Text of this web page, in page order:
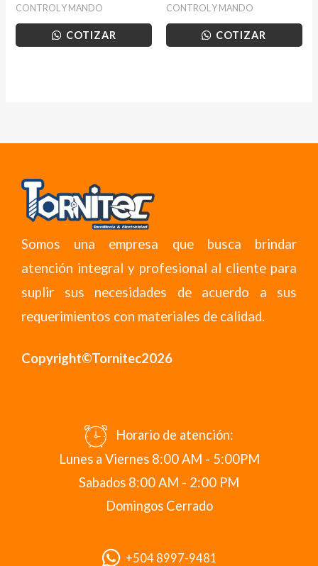
CONTROL Y MANDO
COTIZAR
CONTROL Y MANDO
COTIZAR
Somos una empresa que busca brindar
atención integral y profesional al cliente para
suplir sus necesidades de acuerdo a sus
requerimientos con materiales de calidad.
Copyright©Tornitec2026
Horario de atención:
Lunes a Viernes 8:00 AM - 5:00PM
Sabados 8:00 AM - 2:00 PM
Domingos Cerrado
+504 8997-9481